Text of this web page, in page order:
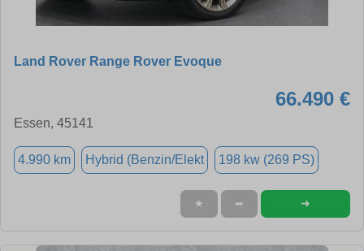
Land Rover Range Rover Evoque
66.490 €
Essen, 45141
4.990 km Hybrid (Benzin/Elekt 198 kw (269 PS)
★ ➦ ➜